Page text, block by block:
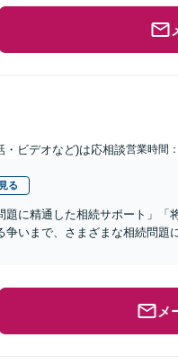
・ビデオなど)は応相談営業時間
る
題に精通した相続サポート」「
いまで、さまざまな相続問題
メ